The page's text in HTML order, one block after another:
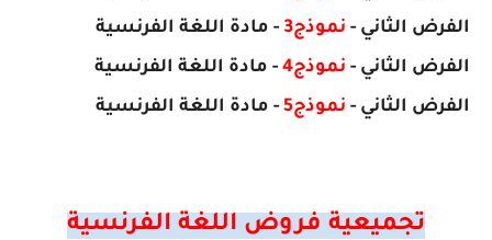
الفرض الثاني - نموذج3 - مادة اللغة الفرنسية
الفرض الثاني - نموذج4 - مادة اللغة الفرنسية
الفرض الثاني - نموذج5 - مادة اللغة الفرنسية
تجميعية فروض اللغة الفرنسية